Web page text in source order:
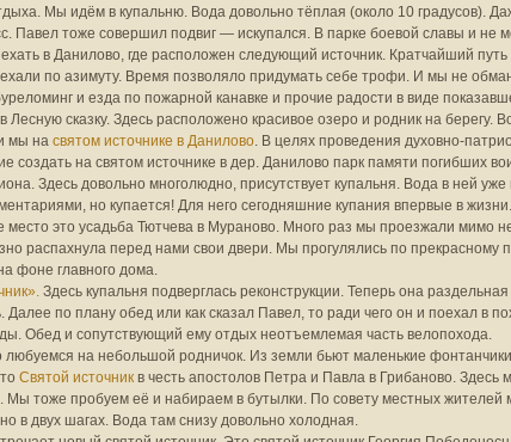
Мы идём в купальню. Вода довольно тёплая (около 10 градусов).
Павел тоже совершил подвиг — искупался. В парке боевой славы и не
в Данилово, где расположен следующий источник. Кратчайший
по азимуту. Время позволяло придумать себе трофи. И мы не
и езда по пожарной канавке и прочие радости в виде
Лесную сказку. Здесь расположено красивое озеро и родник на берегу.
мы на святом источнике в Данилово. В целях проведения духовно-
создать на святом источнике в дер. Данилово парк памяти погибших
Здесь довольно многолюдно, присутствует купальня. Вода в ней
но купается! Для него сегодняшние купания впервые в
это усадьба Тютчева в Мураново. Много раз мы проезжали мимо
распахнула перед нами свои двери. Мы прогулялись по прекрасному
фоне главного дома.
Здесь купальня подверглась реконструкции. Теперь она
Далее по плану обед или как сказал Павел, то ради чего он и поехал в
Обед и сопутствующий ему отдых неотъемлемая часть велопохода.
на небольшой родничок. Из земли бьют маленькие
Святой источник в честь апостолов Петра и Павла в Грибаново.
Мы тоже пробуем её и набираем в бутылки. По совету местных жителей
в двух шагах. Вода там снизу довольно холодная.